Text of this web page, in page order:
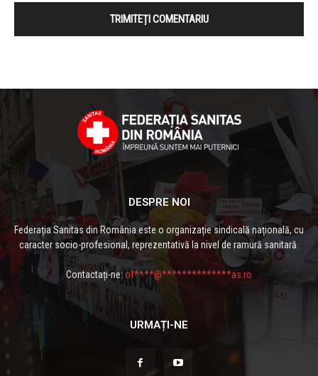
DESPRE NOI
Federația Sanitas din România este o organizație sindicală națională, cu
caracter socio-profesional, reprezentativă la nivel de ramură sanitară.
Contactați-ne: of****@**************as.ro
URMAȚI-NE